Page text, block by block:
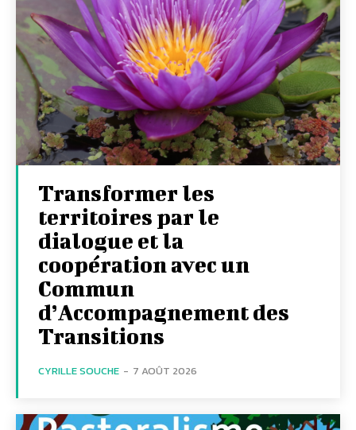
Transformer les
territoires par le
dialogue et la
coopération avec un
Commun
d’Accompagnement des
Transitions
CYRILLE SOUCHE - 7 AOÛT 2026